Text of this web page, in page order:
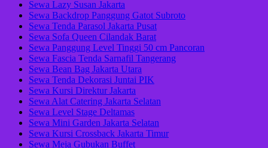
Sewa Lazy Susan Jakarta
Sewa Backdrop Panggung Gatot Subroto
Sewa Tenda Parasol Jakarta Pusat
Sewa Sofa Queen Cilandak Barat
Sewa Panggung Level Tinggi 50 cm Pancoran
Sewa Fascia Tenda Sarnafil Tangerang
Sewa Bean Bag Jakarta Utara
Sewa Tenda Dekorasi Juntai PIK
Sewa Kursi Direktur Jakarta
Sewa Alat Catering Jakarta Selatan
Sewa Level Stage Deltamas
Sewa Mini Garden Jakarta Selatan
Sewa Kursi Crossback Jakarta Timur
Sewa Meja Gubukan Buffet